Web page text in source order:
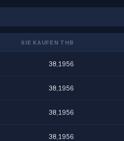
SIE KAUFEN THB
38,1956
38,1956
38,1956
38,1956